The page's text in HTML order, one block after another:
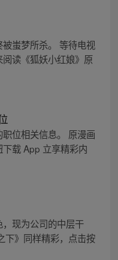
蚩梦所杀。 等待电视
读《狐妖小红娘》原
位相关信息。 原漫画
下载 App 立享精彩内
现为公司的中层干
下》同样精彩，点击按